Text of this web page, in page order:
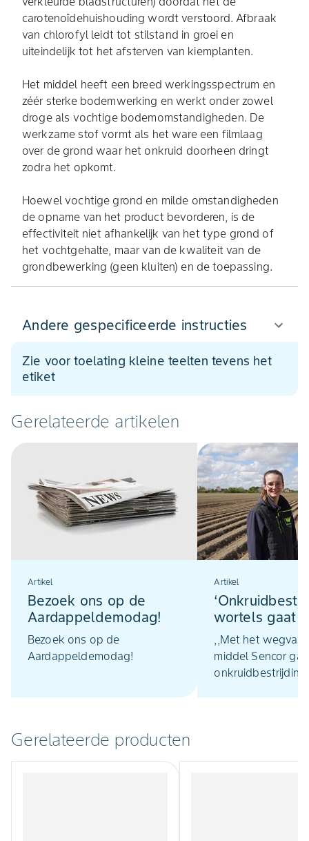
carotenoïdehuishouding wordt verstoord. Afbraak
van chlorofyl leidt tot stilstand in groei en
uiteindelijk tot het afsterven van kiemplanten.
Het middel heeft een breed werkingsspectrum en
zéér sterke bodemwerking en werkt onder zowel
droge als vochtige bodemomstandigheden. De
werkzame stof vormt als het ware een filmlaag
over de grond waar het onkruid doorheen dringt
zodra het opkomt.
Hoewel vochtige grond en milde omstandigheden
de opname van het product bevorderen, is de
effectiviteit niet afhankelijk van het type grond of
het vochtgehalte, maar van de kwaliteit van de
grondbewerking (geen kluiten) en de toepassing.
Andere gespecificeerde instructies
Zie voor toelating kleine teelten tevens het
etiket
Gerelateerde artikelen
Artikel
Bezoek ons op de
Aardappeldemodag!
Bezoek ons op de
Aardappeldemodag!
Artikel
wortels gaat
uitdaging
,,Met het
middel Sencor
Gerelateerde producten